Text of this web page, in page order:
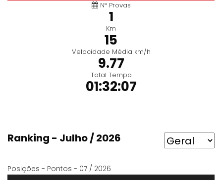
Nº Provas
1
Km
15
Velocidade Média km/h
9.77
Total Tempo
01:32:07
Ranking - Julho / 2026
Posições - Pontos - 07 / 2026